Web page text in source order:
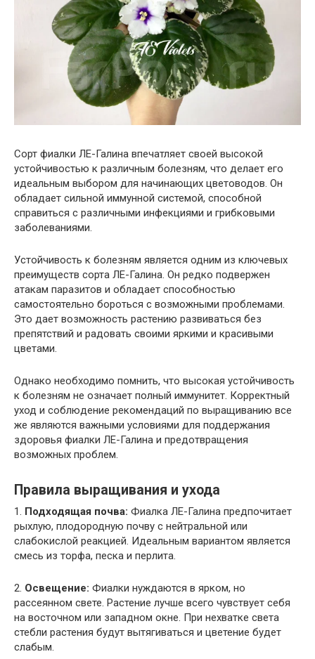
Сорт фиалки ЛЕ-Галина впечатляет своей высокой
устойчивостью к различным болезням, что делает его
идеальным выбором для начинающих цветоводов. Он
обладает сильной иммунной системой, способной
справиться с различными инфекциями и грибковыми
заболеваниями.
Устойчивость к болезням является одним из ключевых
преимуществ сорта ЛЕ-Галина. Он редко подвержен
атакам паразитов и обладает способностью
самостоятельно бороться с возможными проблемами.
Это дает возможность растению развиваться без
препятствий и радовать своими яркими и красивыми
цветами.
Однако необходимо помнить, что высокая устойчивость
к болезням не означает полный иммунитет. Корректный
уход и соблюдение рекомендаций по выращиванию все
же являются важными условиями для поддержания
здоровья фиалки ЛЕ-Галина и предотвращения
возможных проблем.
Правила выращивания и ухода
1. Подходящая почва: Фиалка ЛЕ-Галина предпочитает
рыхлую, плодородную почву с нейтральной или
слабокислой реакцией. Идеальным вариантом является
смесь из торфа, песка и перлита.
2. Освещение: Фиалки нуждаются в ярком, но
рассеянном свете. Растение лучше всего чувствует себя
на восточном или западном окне. При нехватке света
стебли растения будут вытягиваться и цветение будет
слабым.